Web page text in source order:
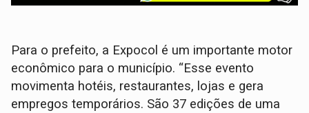
Para o prefeito, a Expocol é um importante motor
econômico para o município. “Esse evento
movimenta hotéis, restaurantes, lojas e gera
empregos temporários. São 37 edições de uma